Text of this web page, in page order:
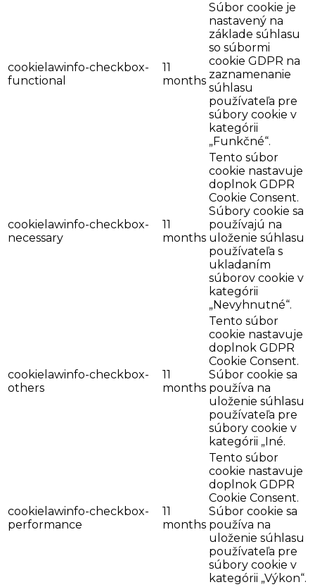
cookielawinfo-checkbox-
functional
11
months
Súbor cookie je
nastavený na
základe súhlasu
so súbormi
cookie GDPR na
zaznamenanie
súhlasu
používateľa pre
súbory cookie v
kategórii
„Funkčné“.
cookielawinfo-checkbox-
necessary
11
months
Tento súbor
cookie nastavuje
doplnok GDPR
Cookie Consent.
Súbory cookie sa
používajú na
uloženie súhlasu
používateľa s
ukladaním
súborov cookie v
kategórii
„Nevyhnutné“.
cookielawinfo-checkbox-
others
11
months
Tento súbor
cookie nastavuje
doplnok GDPR
Cookie Consent.
Súbor cookie sa
používa na
uloženie súhlasu
používateľa pre
súbory cookie v
kategórii „Iné.
cookielawinfo-checkbox-
performance
11
months
Tento súbor
cookie nastavuje
doplnok GDPR
Cookie Consent.
Súbor cookie sa
používa na
uloženie súhlasu
používateľa pre
súbory cookie v
kategórii „Výkon“.